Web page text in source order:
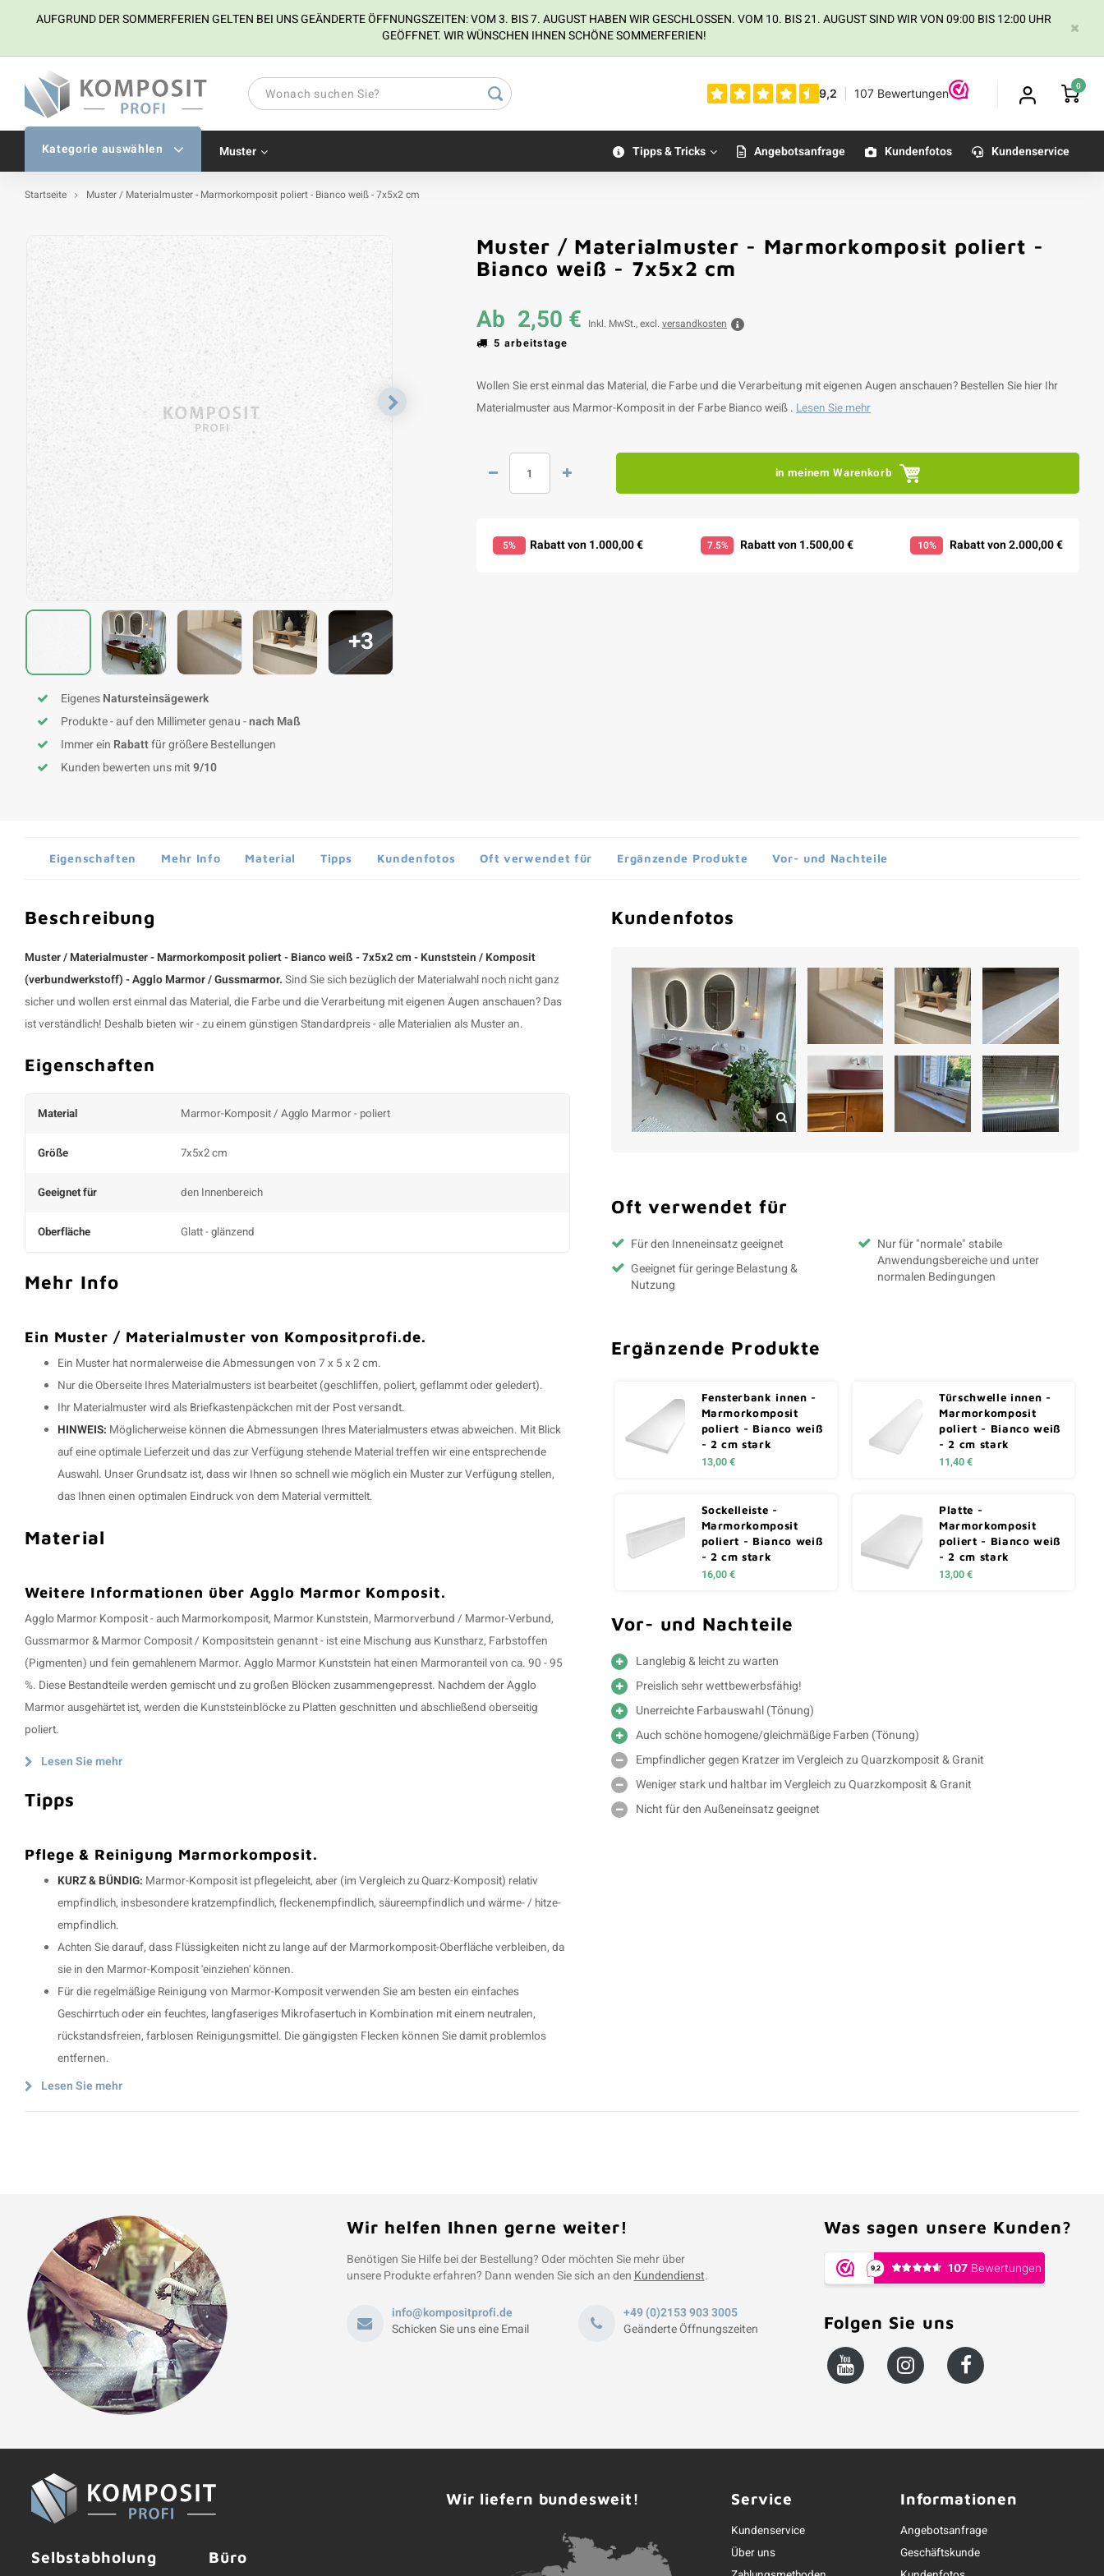
AUFGRUND DER SOMMERFERIEN GELTEN BEI UNS GEÄNDERTE ÖFFNUNGSZEITEN: VOM 3. BIS 7. AUGUST HABEN WIR GESCHLOSSEN. VOM 10. BIS 21. AUGUST SIND WIR VON 09:00 BIS 12:00 UHR
GEÖFFNET. WIR WÜNSCHEN IHNEN SCHÖNE SOMMERFERIEN!
0
Kategorie auswählen Muster Tipps & Tricks Angebotsanfrage Kundenfotos Kundenservice
Startseite Muster / Materialmuster - Marmorkomposit poliert - Bianco weiß - 7x5x2 cm
Kundenfoto
+3
EigenesNatursteinsägewerk
Produkte - auf den Millimeter genau -nach Maß
Immer ein Rabattfür größere Bestellungen
Kunden bewerten uns mit9/10
Muster / Materialmuster - Marmorkomposit poliert -
Bianco weiß - 7x5x2 cm
Ab 2,50 € Inkl. MwSt., excl. versandkosten
5 arbeitstage
Wollen Sie erst einmal das Material, die Farbe und die Verarbeitung mit eigenen Augen anschauen? Bestellen Sie hier Ihr
Materialmuster aus Marmor-Komposit in der Farbe Bianco weiß . Lesen Sie mehr
in meinem Warenkorb
5% Rabatt von 1.000,00 € 7.5% Rabatt von 1.500,00 € 10% Rabatt von 2.000,00 €
Eigenschaften Mehr Info Material Tipps Kundenfotos Oft verwendet für Ergänzende Produkte Vor- und Nachteile
Beschreibung
Muster / Materialmuster - Marmorkomposit poliert - Bianco weiß - 7x5x2 cm - Kunststein / Komposit
(verbundwerkstoff) - Agglo Marmor / Gussmarmor. Sind Sie sich bezüglich der Materialwahl noch nicht ganz
sicher und wollen erst einmal das Material, die Farbe und die Verarbeitung mit eigenen Augen anschauen? Das
ist verständlich! Deshalb bieten wir - zu einem günstigen Standardpreis - alle Materialien als Muster an.
Eigenschaften
Material Marmor-Komposit / Agglo Marmor - poliert
Größe 7x5x2 cm
Geeignet für den Innenbereich
Oberfläche Glatt - glänzend
Mehr Info
Ein Muster / Materialmuster von Kompositprofi.de.
Ein Muster hat normalerweise die Abmessungen von 7 x 5 x 2 cm.
Nur die Oberseite Ihres Materialmusters ist bearbeitet (geschliffen, poliert, geflammt oder geledert).
Ihr Materialmuster wird als Briefkastenpäckchen mit der Post versandt.
HINWEIS: Möglicherweise können die Abmessungen Ihres Materialmusters etwas abweichen. Mit Blick
auf eine optimale Lieferzeit und das zur Verfügung stehende Material treffen wir eine entsprechende
Auswahl. Unser Grundsatz ist, dass wir Ihnen so schnell wie möglich ein Muster zur Verfügung stellen,
das Ihnen einen optimalen Eindruck von dem Material vermittelt.
Material
Weitere Informationen über Agglo Marmor Komposit.
Agglo Marmor Komposit - auch Marmorkomposit, Marmor Kunststein, Marmorverbund / Marmor-Verbund,
Gussmarmor & Marmor Composit / Kompositstein genannt - ist eine Mischung aus Kunstharz, Farbstoffen
(Pigmenten) und fein gemahlenem Marmor. Agglo Marmor Kunststein hat einen Marmoranteil von ca. 90 - 95
%. Diese Bestandteile werden gemischt und zu großen Blöcken zusammengepresst. Nachdem der Agglo
Marmor ausgehärtet ist, werden die Kunststeinblöcke zu Platten geschnitten und abschließend oberseitig
poliert.
Lesen Sie mehr
Tipps
Pflege & Reinigung Marmorkomposit.
KURZ & BÜNDIG: Marmor-Komposit ist pflegeleicht, aber (im Vergleich zu Quarz-Komposit) relativ
empfindlich, insbesondere kratzempfindlich, fleckenempfindlich, säureempfindlich und wärme- / hitze-
empfindlich.
Achten Sie darauf, dass Flüssigkeiten nicht zu lange auf der Marmorkomposit-Oberfläche verbleiben, da
sie in den Marmor-Komposit 'einziehen' können.
Für die regelmäßige Reinigung von Marmor-Komposit verwenden Sie am besten ein einfaches
Geschirrtuch oder ein feuchtes, langfaseriges Mikrofasertuch in Kombination mit einem neutralen,
rückstandsfreien, farblosen Reinigungsmittel. Die gängigsten Flecken können Sie damit problemlos
entfernen.
Lesen Sie mehr
Kundenfotos
Oft verwendet für
Für den Inneneinsatz geeignet
Geeignet für geringe Belastung &
Nutzung
Nur für "normale" stabile
Anwendungsbereiche und unter
normalen Bedingungen
Ergänzende Produkte
Fensterbank innen -
Marmorkomposit
poliert - Bianco weiß
- 2 cm stark
13,00 €
Türschwelle innen -
Marmorkomposit
poliert - Bianco weiß
- 2 cm stark
11,40 €
Sockelleiste -
Marmorkomposit
poliert - Bianco weiß
- 2 cm stark
16,00 €
Platte -
Marmorkomposit
poliert - Bianco weiß
- 2 cm stark
13,00 €
Vor- und Nachteile
Langlebig & leicht zu warten
Preislich sehr wettbewerbsfähig!
Unerreichte Farbauswahl (Tönung)
Auch schöne homogene/gleichmäßige Farben (Tönung)
Empfindlicher gegen Kratzer im Vergleich zu Quarzkomposit & Granit
Weniger stark und haltbar im Vergleich zu Quarzkomposit & Granit
Nicht für den Außeneinsatz geeignet
Wir helfen Ihnen gerne weiter!
Benötigen Sie Hilfe bei der Bestellung? Oder möchten Sie mehr über
unsere Produkte erfahren? Dann wenden Sie sich an den Kundendienst.
info@kompositprofi.de
Schicken Sie uns eine Email
+49 (0)2153 903 3005
Geänderte Öffnungszeiten
Was sagen unsere Kunden?
Folgen Sie uns
Selbstabholung Büro
Wir liefern bundesweit! Service
Kundenservice
Über uns
Informationen
Angebotsanfrage
Geschäftskunde